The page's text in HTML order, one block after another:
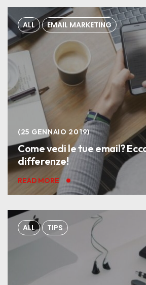
ALL EMAIL MARKETING
25 GENNAIO 2019
Come vedi le tue email?
differenze!
READ MORE
ALL TIPS